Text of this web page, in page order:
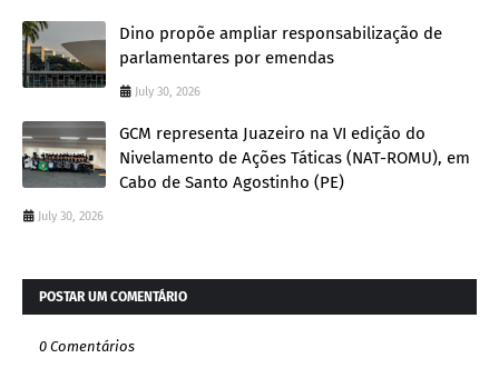
Dino propõe ampliar responsabilização de
parlamentares por emendas
July 30, 2026
GCM representa Juazeiro na VI edição do
Nivelamento de Ações Táticas (NAT-ROMU), em
Cabo de Santo Agostinho (PE)
July 30, 2026
POSTAR UM COMENTÁRIO
0 Comentários